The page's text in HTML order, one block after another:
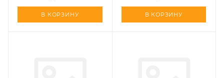
В КОРЗИНУ В КОРЗИНУ